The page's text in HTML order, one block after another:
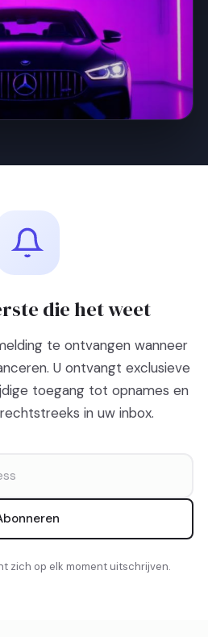
die het weet
te ontvangen wanneer
U ontvangt exclusieve
toegang tot opnames en
in uw inbox.
zich op elk moment uitschrijven.